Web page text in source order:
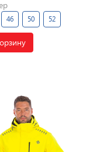
46 50 52